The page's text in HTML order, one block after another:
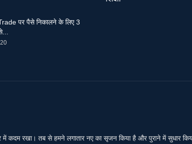
पर पैसे निकालने के लिए 3
रखा। तब से हमने लगातार नए का सृजन किया है और पुराने में सुधार